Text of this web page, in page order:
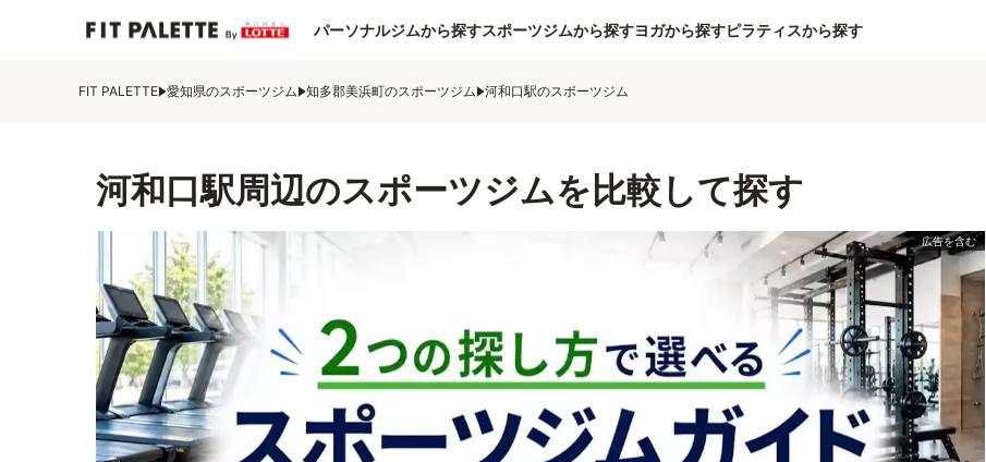
パーソナルジムから探すスポーツジムから探すヨガから探すピラティスから探す
FIT PALETTE 愛知県のスポーツジム 知多郡美浜町のスポーツジム 河和口駅のスポーツジム
河和口駅周辺のスポーツジムを比較して探す